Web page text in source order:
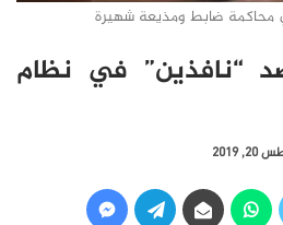
ضابط ومذيعة شهيرة
“نافذين” في نظام
2019